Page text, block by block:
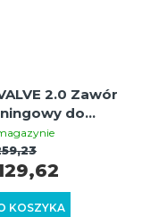
2.0 Zawór
do
Umarex
& TR50 GEN1 /
KOSZYKA